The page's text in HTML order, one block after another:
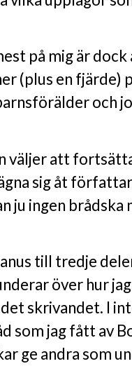
på mig är
(plus en fjärde)
och
väljer att
sig åt
ju ingen brådska
till tredje
över hur
skrivandet. I
som jag fått av
ge andra som